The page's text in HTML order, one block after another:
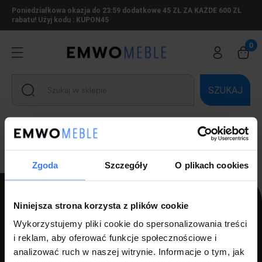
Zgoda Szczegóły O plikach cookies
Niniejsza strona korzysta z plików cookie
Wykorzystujemy pliki cookie do spersonalizowania treści
i reklam, aby oferować funkcje społecznościowe i
analizować ruch w naszej witrynie. Informacje o tym, jak
Poniedziałkowa okazja do 23:59 dodatkowe 45 ZŁ ZA KAŻDE 600 ZŁ
rabatu! Użyj kodu : KUPON45
SZUKAJ
Ten produkt jest niedostępny.
PPH LUZ s.c Szlagor Marek Szlagor Wojciech
ul. Kołłątaja 8,